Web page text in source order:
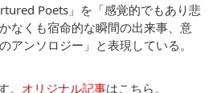
Poets」を「感覚的でもあり悲
なくも宿命的な瞬間の出来事、意
アンソロジー」と表現している。
オリジナル記事はこちら。